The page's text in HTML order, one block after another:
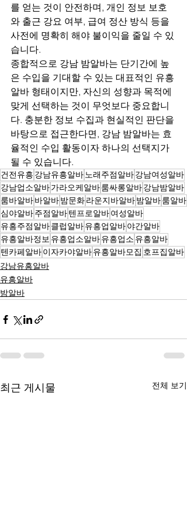
를 얻는 것이 안전하며, 개인 정보 보호
와 출근 강요 여부, 급여 정산 방식 등을
사전에 명확히 해야 불이익을 줄일 수 있
습니다.
종합적으로 강남 밤알바는 단기간에 높
은 수입을 기대할 수 있는 대표적인 유흥
알바 형태이지만, 자신의 성향과 목적에
맞게 선택하는 것이 무엇보다 중요합니
다. 충분한 정보 수집과 현실적인 판단을
바탕으로 접근한다면, 강남 밤알바는 효
율적인 수입 활동이자 하나의 선택지가
될 수 있습니다.
건전유흥 강남유흥알바노래주점알바강남여성알바
강남업소알바가라오케알바룸싸롱알바강남밤알바
룸바알바바알바밤문화라운지바알바밤알바룸알바
심야알바주점알바텐프로알바여성알바
유흥주점알바클럽알바유흥업알바야간알바
유흥알바정보 유흥업소알바유흥업소 유흥알바
텐카페알바이자카야알바유흥알바모집 호프집알바
강남유흥알바
유흥알바
밤알바
최근 게시물 전체 보기